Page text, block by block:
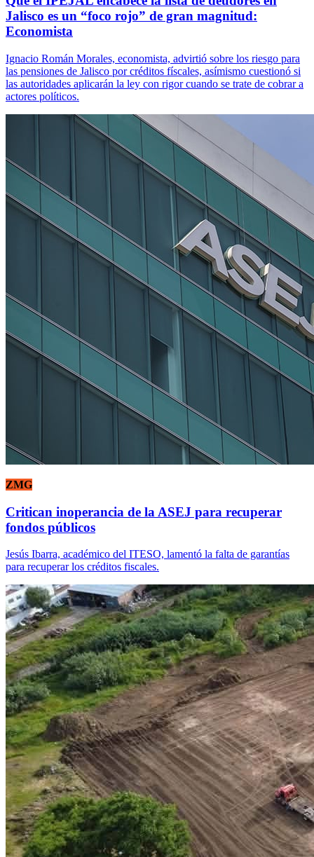
Jalisco es un “foco rojo” de gran magnitud:
Economista
Ignacio Román Morales, economista, advirtió sobre los riesgo para
las pensiones de Jalisco por créditos físcales, asímismo cuestionó si
las autoridades aplicarán la ley con rigor cuando se trate de cobrar a
actores políticos.
ZMG
Critican inoperancia de la ASEJ para recuperar
fondos públicos
Jesús Ibarra, académico del ITESO, lamentó la falta de garantías
para recuperar los créditos fiscales.